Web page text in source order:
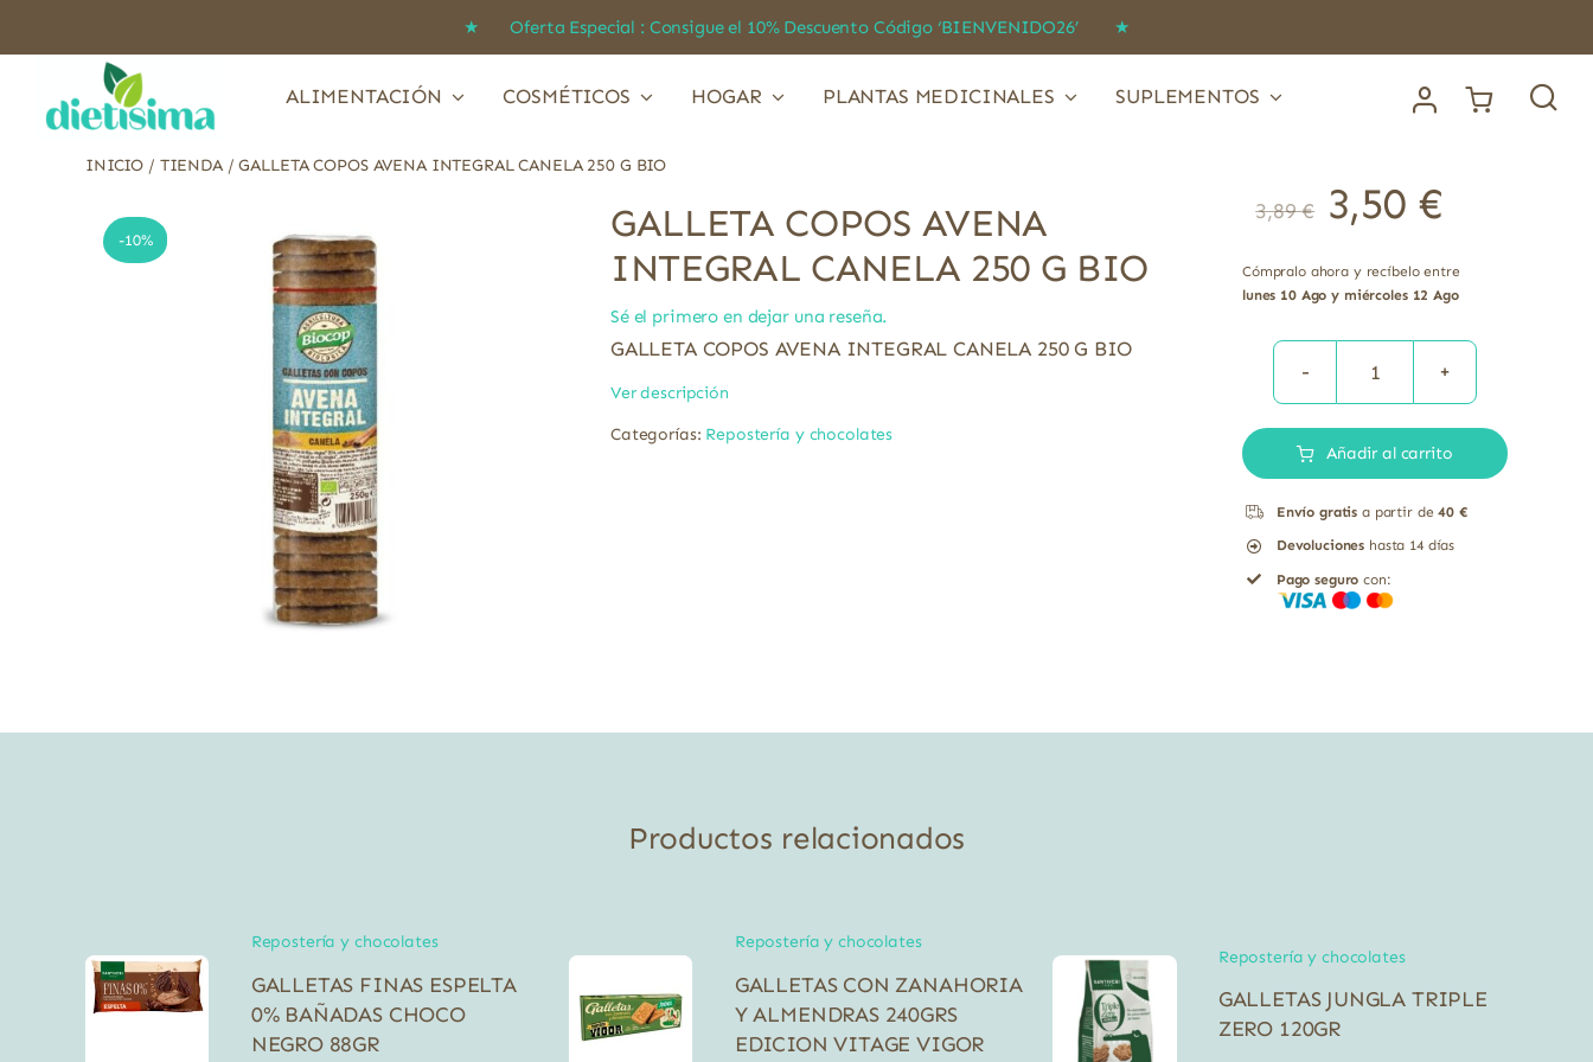
★ Oferta Especial : Consigue el 10% Descuento Código ‘BIENVENIDO26’ ★
ALIMENTACIÓN COSMÉTICOS HOGAR PLANTAS MEDICINALES SUPLEMENTOS
INICIO / TIENDA/GALLETA COPOS AVENA INTEGRAL CANELA 250 G BIO
-10%
GALLETA COPOS AVENA
INTEGRAL CANELA 250 G BIO
Sé el primero en dejar una reseña.
GALLETA COPOS AVENA INTEGRAL CANELA 250 G BIO
Ver descripción
Categorías: Repostería y chocolates
3,89€ 3,50 €
Cómpralo ahora y recíbelo entre
lunes 10 Ago y miércoles 12 Ago
GALLETA
AVENA
CANELA
250
G
Añadir al carrito
Envío gratis a partir de40 €
Devoluciones hasta 14 días
Pago seguro con:
Productos relacionados
Repostería y chocolates
GALLETAS FINAS ESPELTA
0% BAÑADAS CHOCO
NEGRO 88GR
Repostería y chocolates
GALLETAS CON ZANAHORIA
Y ALMENDRAS 240GRS
EDICION VITAGE VIGOR
Repostería y chocolates
GALLETAS JUNGLA TRIPLE
ZERO 120GR